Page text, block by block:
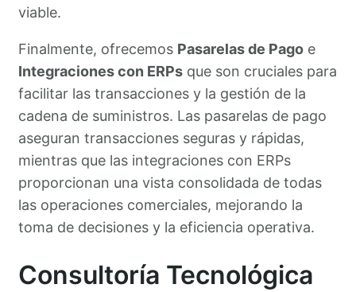
viable.
Finalmente, ofrecemos Pasarelas de Pago e
Integraciones con ERPs que son cruciales para
facilitar las transacciones y la gestión de la
cadena de suministros. Las pasarelas de pago
aseguran transacciones seguras y rápidas,
mientras que las integraciones con ERPs
proporcionan una vista consolidada de todas
las operaciones comerciales, mejorando la
toma de decisiones y la eficiencia operativa.
Consultoría Tecnológica